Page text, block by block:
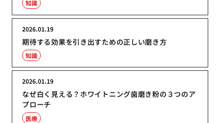
知識
期待する効果を引き出すための正しい磨き方
2026.01.19
知識
なぜ白く見える？ホワイトニング歯磨き粉の３つのア
プローチ
2026.01.19
医療